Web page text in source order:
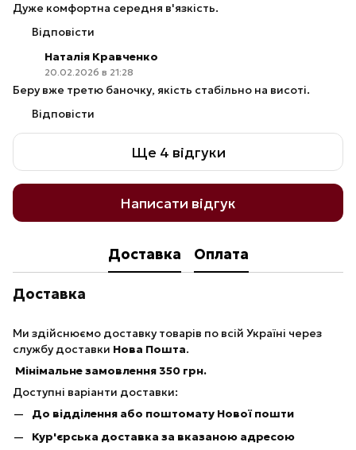
Дуже комфортна середня в'язкість.
Відповісти
Наталія Кравченко
20.02.2026 в 21:28
Беру вже третю баночку, якість стабільно на висоті.
Відповісти
Ще 4 відгуки
Написати відгук
Доставка Оплата
Доставка
Ми здійснюємо доставку товарів по всій Україні через
службу доставки Нова Пошта.
Мінімальне замовлення 350 грн.
Доступні варіанти доставки:
До відділення або поштомату Нової пошти
Кур'єрська доставка за вказаною адресою